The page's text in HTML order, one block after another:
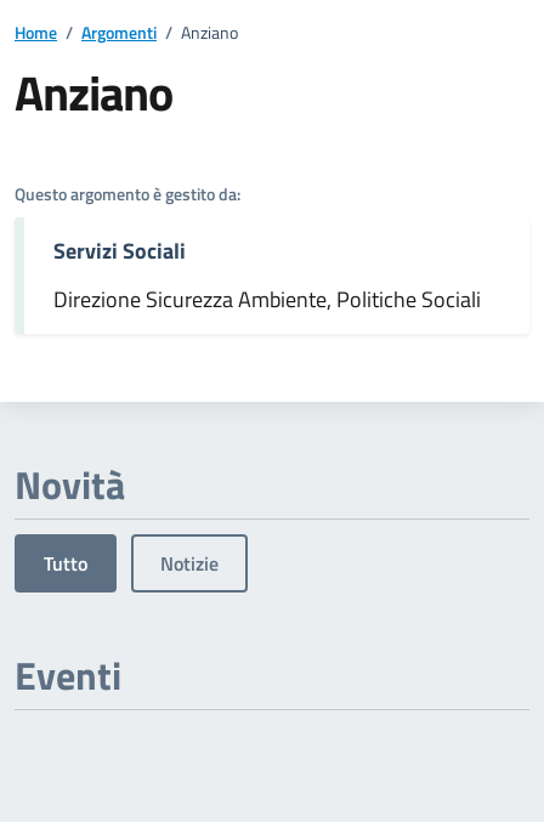
Home / Argomenti / Anziano
Anziano
Questo argomento è gestito da:
Servizi Sociali
Direzione Sicurezza Ambiente, Politiche Sociali
Novità
Tutto Notizie
Eventi